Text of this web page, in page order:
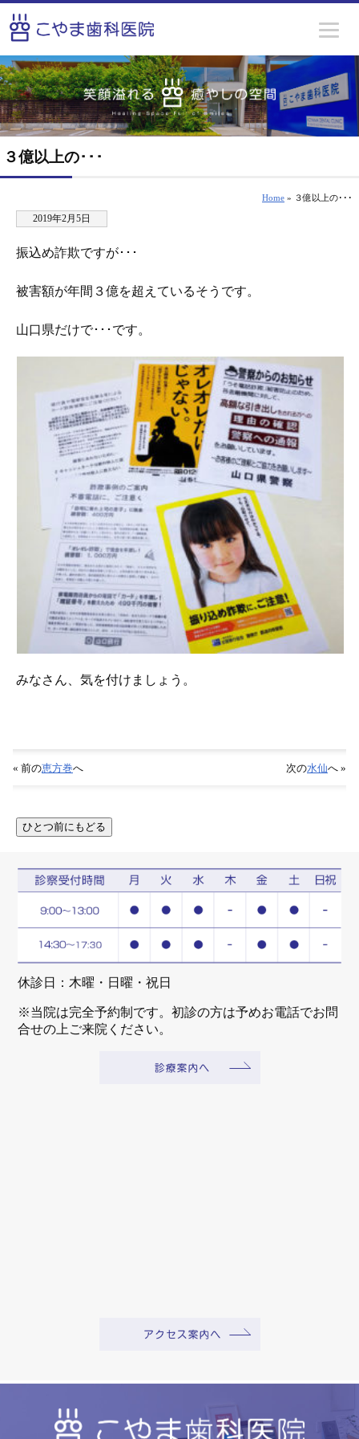
３億以上の･･･
Home » ３億以上の･･･
2019年2月5日
振込め詐欺ですが･･･
被害額が年間３億を超えているそうです。
山口県だけで･･･です。
みなさん、気を付けましょう。
« 前の恵方巻へ 次の水仙へ »
休診日：木曜・日曜・祝日
※当院は完全予約制です。初診の方は予めお電話でお問
合せの上ご来院ください。